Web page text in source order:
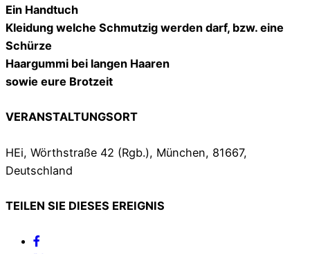
Ein Handtuch
Kleidung welche Schmutzig werden darf, bzw. eine
Schürze
Haargummi bei langen Haaren
sowie eure Brotzeit
VERANSTALTUNGSORT
HEi, Wörthstraße 42 (Rgb.), München, 81667,
Deutschland
TEILEN SIE DIESES EREIGNIS